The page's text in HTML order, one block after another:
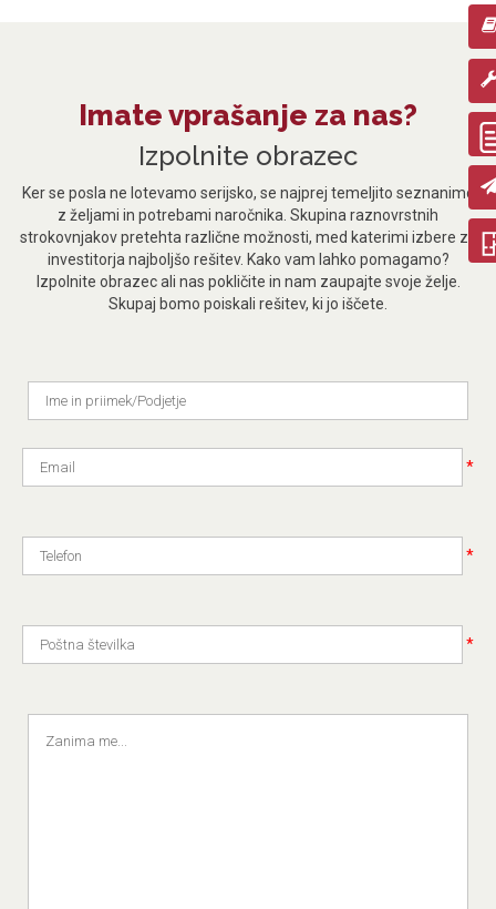
Imate vprašanje za nas?
Izpolnite obrazec
Ker se posla ne lotevamo serijsko, se najprej temeljito seznanimo
z željami in potrebami naročnika. Skupina raznovrstnih
strokovnjakov pretehta različne možnosti, med katerimi izbere za
investitorja najboljšo rešitev. Kako vam lahko pomagamo?
Izpolnite obrazec ali nas pokličite in nam zaupajte svoje želje.
Skupaj bomo poiskali rešitev, ki jo iščete.
*
*
*